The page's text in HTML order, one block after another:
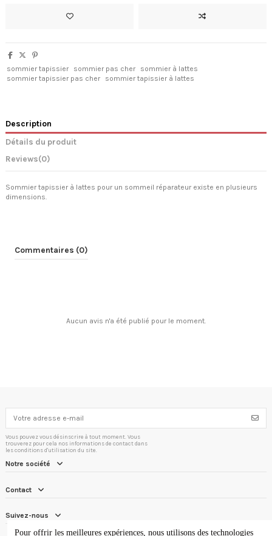
sommier tapissier sommier pas cher
sommier à lattes
sommier tapissier pas cher
sommier tapissier à lattes
Description
Détails du produit
Reviews(0)
Sommier tapissier à lattes pour un sommeil réparateur existe en plusieurs
dimensions.
Commentaires (0)
Aucun avis n'a été publié pour le moment.
Vous pouvez vous désinscrire à tout moment. Vous
trouverez pour cela nos informations de contact dans
les conditions d'utilisation du site.
Notre société
Contact
Suivez-nous
Pour offrir les meilleures expériences, nous utilisons des technologies